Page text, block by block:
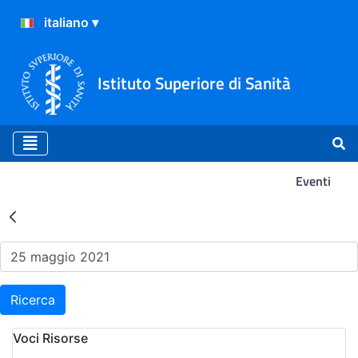
Istituto Superiore di Sanità
Eventi
Risultati della Ricerca -
Ricerca
Voci Risorse